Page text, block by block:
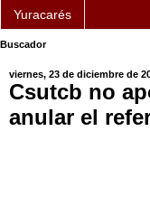
Yuracarés
Buscador
viernes, 23 de diciembre de
Csutcb no
anular el